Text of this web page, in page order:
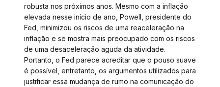
robusta nos próximos anos. Mesmo com a inflação
elevada nesse início de ano, Powell, presidente do
Fed, minimizou os riscos de uma reaceleração na
inflação e se mostra mais preocupado com os riscos
de uma desaceleração aguda da atividade.
Portanto, o Fed parece acreditar que o pouso suave
é possível, entretanto, os argumentos utilizados para
justificar essa mudança de rumo na comunicação do